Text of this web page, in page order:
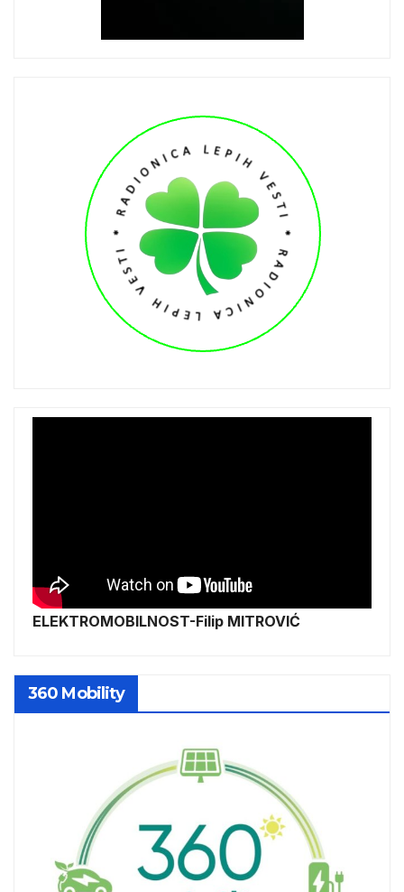
ELEKTROMOBILNOST-Filip MITROVIĆ
360 Mobility